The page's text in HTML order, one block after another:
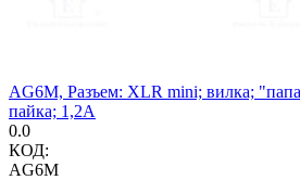
AG6M, Разъем: XLR mini; вилка;
пайка; 1,2А
0.0
КОД:
AG6M